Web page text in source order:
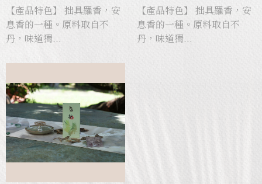
【產品特色】 拙具羅香，安
息香的一種。原料取自不
丹，味道獨...
【產品特色】 拙具羅香，安
息香的一種。原料取自不
丹，味道獨...